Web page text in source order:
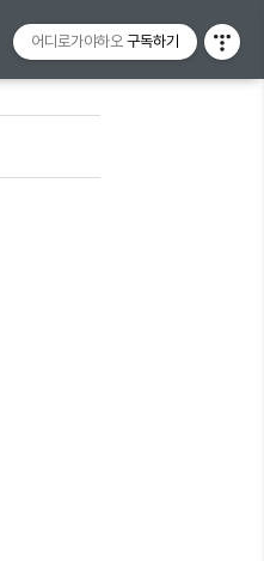
어디로가야하오 구독하기